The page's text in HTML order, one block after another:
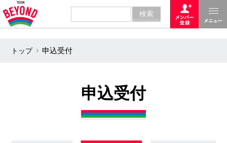
トップ 申込受付
申込受付